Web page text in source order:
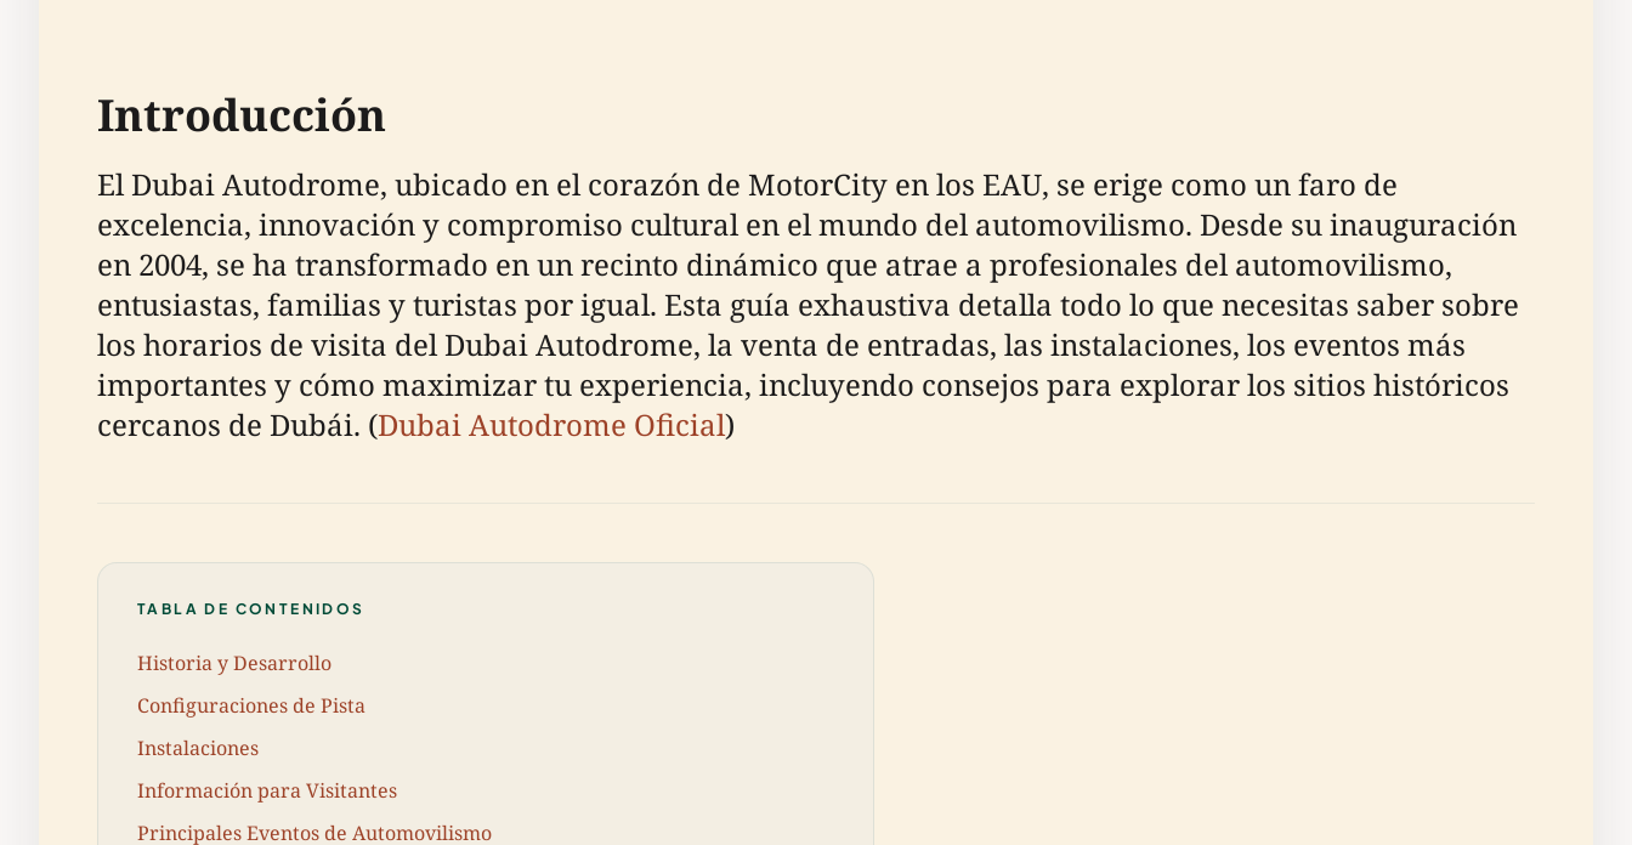
Introducción
El Dubai Autodrome, ubicado en el corazón de MotorCity en los EAU, se erige como un faro de
excelencia, innovación y compromiso cultural en el mundo del automovilismo. Desde su inauguración
en 2004, se ha transformado en un recinto dinámico que atrae a profesionales del automovilismo,
entusiastas, familias y turistas por igual. Esta guía exhaustiva detalla todo lo que necesitas saber sobre
los horarios de visita del Dubai Autodrome, la venta de entradas, las instalaciones, los eventos más
importantes y cómo maximizar tu experiencia, incluyendo consejos para explorar los sitios históricos
cercanos de Dubái. (Dubai Autodrome Oficial)
TABLA DE CONTENIDOS
Historia y Desarrollo
Configuraciones de Pista
Instalaciones
Información para Visitantes
Principales Eventos de Automovilismo